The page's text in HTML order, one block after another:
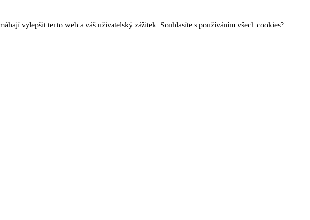
vylepšit tento web a váš uživatelský zážitek. Souhlasíte s používáním všech cookies?